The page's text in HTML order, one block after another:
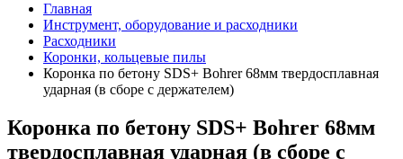
Главная
Инструмент, оборудование и расходники
Расходники
Коронки, кольцевые пилы
Коронка по бетону SDS+ Bohrer 68мм твердосплавная
ударная (в сборе с держателем)
Коронка по бетону SDS+ Bohrer 68мм
твердосплавная ударная (в сборе с